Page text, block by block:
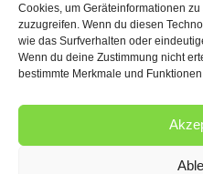
Cookies, um Geräteinformationen
zuzugreifen. Wenn du diesen
wie das Surfverhalten oder
Wenn du deine Zustimmung nicht
bestimmte Merkmale und
Öffnungszeiten:
Montag bis Freitag
von 8:30 bis 18.00 Uhr